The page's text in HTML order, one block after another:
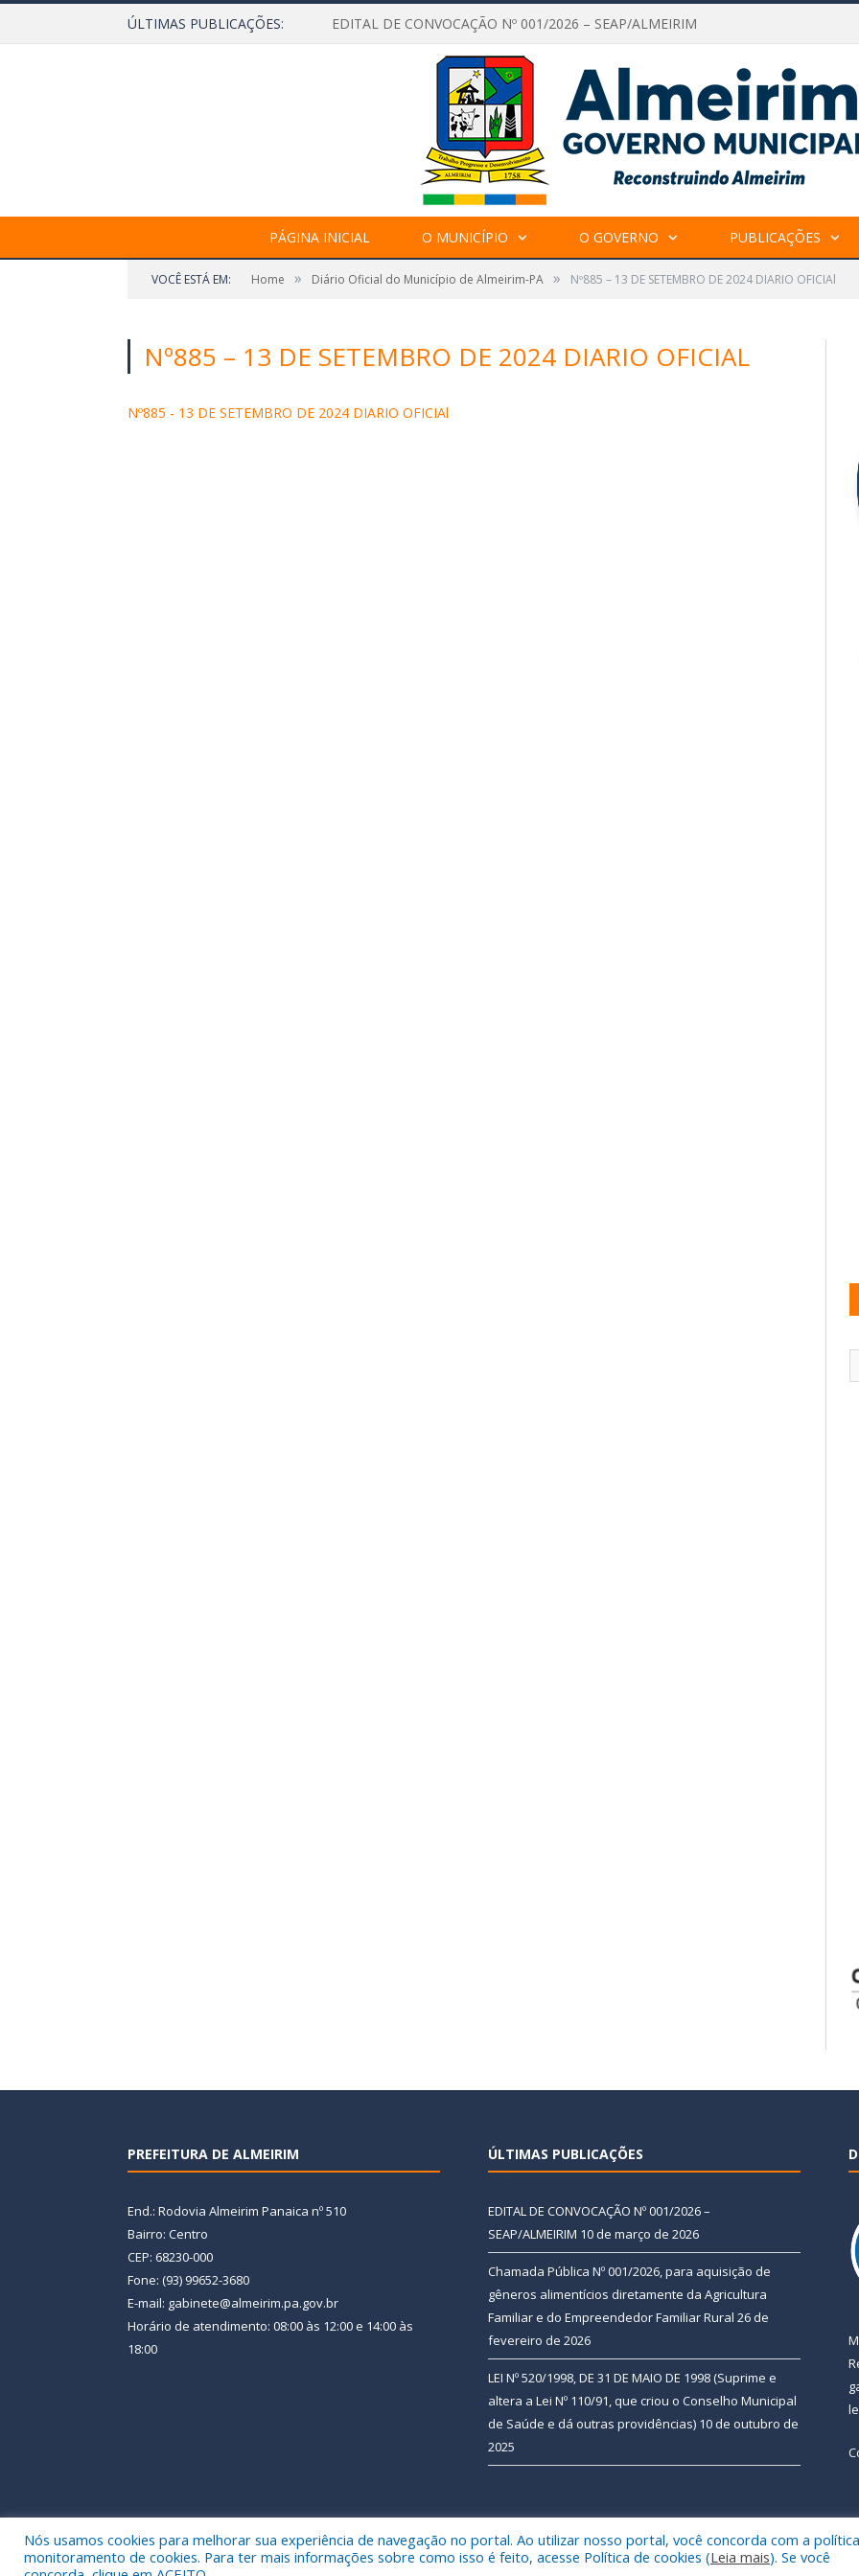
ÚLTIMAS PUBLICAÇÕES: EDITAL DE CONVOCAÇÃO Nº 001/2026 – SEAP/ALMEIRIM
PÁGINA INICIAL O MUNICÍPIO O GOVERNO PUBLICAÇÕES
VOCÊ ESTÁ EM: Home » Diário Oficial do Município de Almeirim-PA » Nº885 – 13 DE SETEMBRO DE 2024 DIARIO OFICIAl
Nº885 – 13 DE SETEMBRO DE 2024 DIARIO OFICIAL
Nº885 - 13 DE SETEMBRO DE 2024 DIARIO OFICIAl
PREFEITURA DE ALMEIRIM
End.: Rodovia Almeirim Panaica nº 510
Bairro: Centro
CEP: 68230-000
Fone: (93) 99652-3680
E-mail: gabinete@almeirim.pa.gov.br
Horário de atendimento: 08:00 às 12:00 e 14:00 às
18:00
ÚLTIMAS PUBLICAÇÕES
EDITAL DE CONVOCAÇÃO Nº 001/2026 –
SEAP/ALMEIRIM 10 de março de 2026
Chamada Pública Nº 001/2026, para aquisição de
gêneros alimentícios diretamente da Agricultura
Familiar e do Empreendedor Familiar Rural 26 de
fevereiro de 2026
LEI Nº 520/1998, DE 31 DE MAIO DE 1998 (Suprime e
altera a Lei Nº 110/91, que criou o Conselho Municipal
de Saúde e dá outras providências) 10 de outubro de
2025
Todos os direitos reservados a Prefeitura Municipal de Almeirim. Mapa do Site
Nós usamos cookies para melhorar sua experiência de navegação no portal. Ao utilizar nosso portal, você concorda com a
monitoramento de cookies. Para ter mais informações sobre como isso é feito, acesse Política de cookies (Leia mais). Se você